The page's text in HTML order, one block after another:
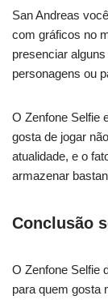
San Andreas
com gráficos no
presenciar
personagens ou
O Zenfone Selfie
gosta de jogar
atualidade, e o
armazenar
Conclusão
O Zenfone Selfie
para quem gosta